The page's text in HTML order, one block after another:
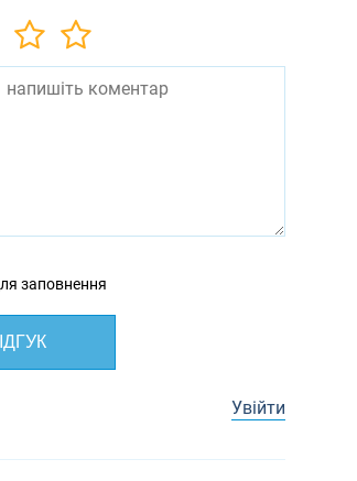
заповнення
Увійти